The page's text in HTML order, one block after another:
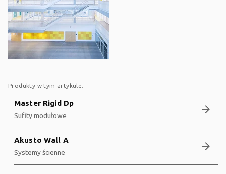
Produkty w tym artykule:
Master Rigid Dp
Sufity modułowe arrow_forward
Akusto Wall A
Systemy ścienne arrow_forward